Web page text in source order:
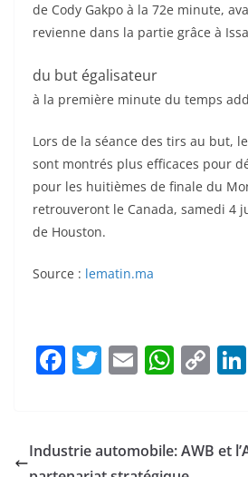
de Cody Gakpo à la 72e minute,
revienne dans la partie grâce à
du but égalisateur
à la première minute du temps
Lors de la séance des tirs au but,
sont montrés plus efficaces pour
pour les huitièmes de finale du
retrouveront le Canada, samedi 4
de Houston.
Source : lematin.ma
F
e
T
er
E
l
W
s
C
y
Industrie automobile: AWB et